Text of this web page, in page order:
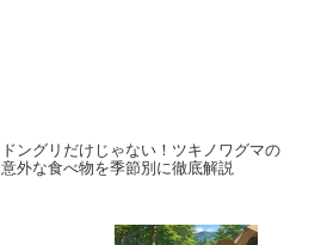
ドングリだけじゃない！ツキノワグマの
意外な食べ物を季節別に徹底解説